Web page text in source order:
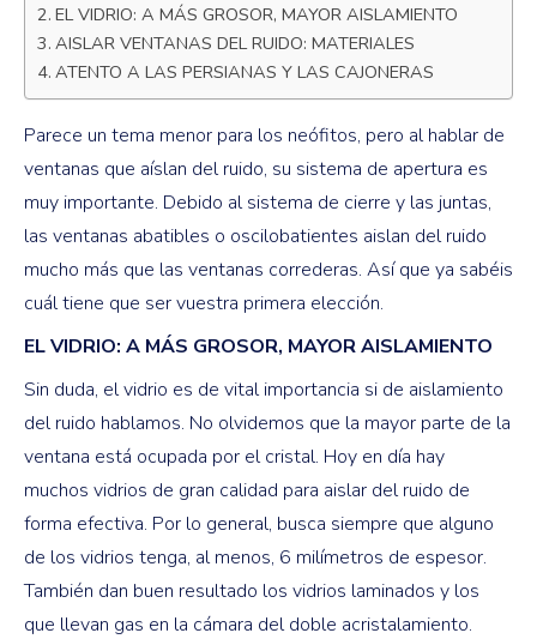
EL VIDRIO: A MÁS GROSOR, MAYOR AISLAMIENTO
AISLAR VENTANAS DEL RUIDO: MATERIALES
ATENTO A LAS PERSIANAS Y LAS CAJONERAS
Parece un tema menor para los neófitos, pero al hablar de
ventanas que aíslan del ruido, su sistema de apertura es
muy importante. Debido al sistema de cierre y las juntas,
las ventanas abatibles o oscilobatientes aislan del ruido
mucho más que las ventanas correderas. Así que ya sabéis
cuál tiene que ser vuestra primera elección.
EL VIDRIO: A MÁS GROSOR, MAYOR AISLAMIENTO
Sin duda, el vidrio es de vital importancia si de aislamiento
del ruido hablamos. No olvidemos que la mayor parte de la
ventana está ocupada por el cristal. Hoy en día hay
muchos vidrios de gran calidad para aislar del ruido de
forma efectiva. Por lo general, busca siempre que alguno
de los vidrios tenga, al menos, 6 milímetros de espesor.
También dan buen resultado los vidrios laminados y los
que llevan gas en la cámara del doble acristalamiento.